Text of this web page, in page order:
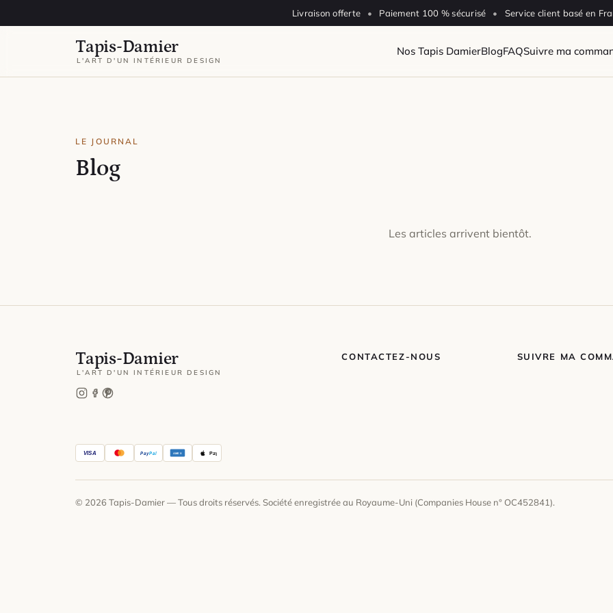
Livraison offerte • Paiement 100 % sécurisé • Service client basé en
Tapis-Damier
L'ART D'UN INTÉRIEUR DESIGN
Nos Tapis DamierBlogFAQSuivre ma
LE JOURNAL
Blog
Les articles arrivent bientôt.
Tapis-Damier
L'ART D'UN INTÉRIEUR DESIGN
CONTACTEZ-NOUS SUIVRE MA
VISA PayPal AMEX Pay
© 2026 Tapis-Damier — Tous droits réservés. Société enregistrée au Royaume-Uni (Companies House n° OC452841).